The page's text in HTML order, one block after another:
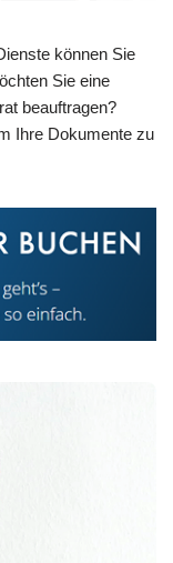
können Sie
Sie eine
beauftragen?
Ihre Dokumente zu